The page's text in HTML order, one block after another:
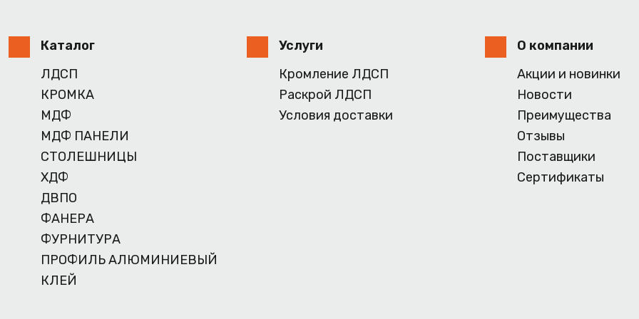
Каталог
ЛДСП
КРОМКА
МДФ
МДФ ПАНЕЛИ
СТОЛЕШНИЦЫ
ХДФ
ДВПО
ФАНЕРА
ФУРНИТУРА
ПРОФИЛЬ АЛЮМИНИЕВЫЙ
КЛЕЙ
Услуги
Кромление ЛДСП
Раскрой ЛДСП
Условия доставки
О компании
Акции и новинки
Новости
Преимущества
Отзывы
Поставщики
Сертификаты